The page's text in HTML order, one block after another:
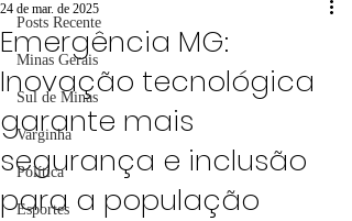
Posts Recente
Minas Gerais
Sul de Minas
Varginha
Política
Esportes
Emergência MG:
Inovação tecnológica
garante mais
segurança e inclusão
para a população
24 de mar. de 2025